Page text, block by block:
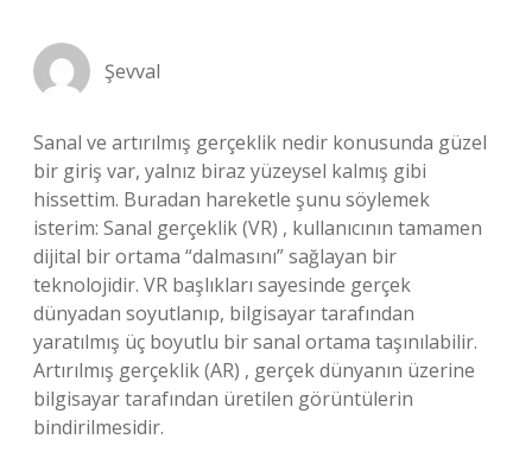
Şevval
Sanal ve artırılmış gerçeklik nedir konusunda güzel
bir giriş var, yalnız biraz yüzeysel kalmış gibi
hissettim. Buradan hareketle şunu söylemek
isterim: Sanal gerçeklik (VR) , kullanıcının tamamen
dijital bir ortama “dalmasını” sağlayan bir
teknolojidir. VR başlıkları sayesinde gerçek
dünyadan soyutlanıp, bilgisayar tarafından
yaratılmış üç boyutlu bir sanal ortama taşınılabilir.
Artırılmış gerçeklik (AR) , gerçek dünyanın üzerine
bilgisayar tarafından üretilen görüntülerin
bindirilmesidir.